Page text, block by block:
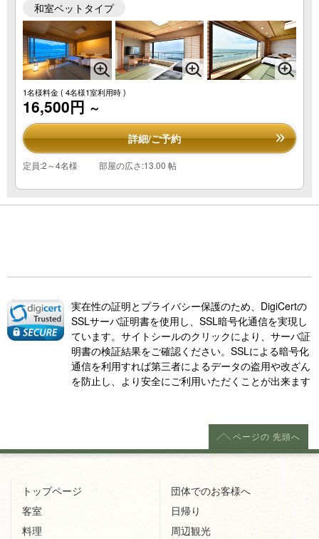
和室ベットタイプ
1名様料金( 4名様1室利用時 )
16,500円 ～
詳細/ご予約
定員:2～4名様 部屋の広さ:13.00 帖
実在性の証明とプライバシー保護のため、DigiCertの
SSLサーバ証明書を使用し、SSL暗号化通信を実現し
ています。サイトシールのクリックにより、サーバ証
明書の検証結果をご確認ください。SSLによる暗号化
通信を利用すれば第三者によるデータの盗用や改ざん
を防止し、より安全にご利用いただくことが出来ます
ページの 先頭へ
トップページ
客室
料理
団体でのお客様へ
日帰り
周辺観光